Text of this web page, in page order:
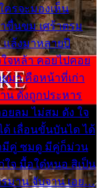
ครจะมองเห็น
ขื่นขม เศร้าตรม
แล้งมาหลายปี
จหล้า คอยไปคอย
มา คือหน้าที่เก่า
น ดั่งถูกประหาร
ยลม ไม่สม ดัง ใจ
ด้ เลื่อนขั้นบันได ได้
ามีคู่ ซมดู มีคู่ก็ม่วน
ใจ มื้อใด๋หนอ สิเป็น
รมาน จับจาน เอย…